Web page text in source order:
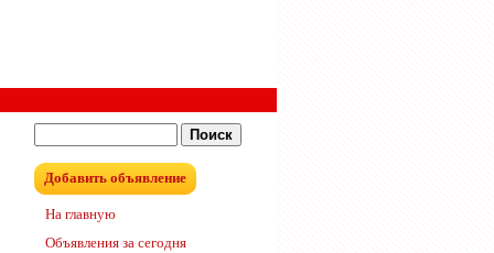
Добавить объявление
На главную
Объявления за сегодня